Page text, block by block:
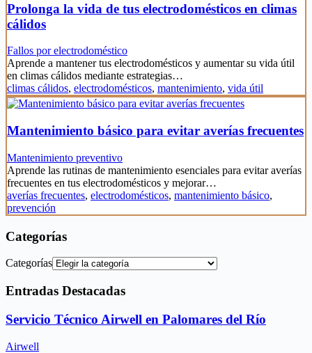
Prolonga la vida de tus electrodomésticos en climas
cálidos
Fallos por electrodoméstico
Aprende a mantener tus electrodomésticos y aumentar su vida útil
en climas cálidos mediante estrategias…
climas cálidos, electrodomésticos, mantenimiento, vida útil
Mantenimiento básico para evitar averías frecuentes
Mantenimiento preventivo
Aprende las rutinas de mantenimiento esenciales para evitar averías
frecuentes en tus electrodomésticos y mejorar…
averías frecuentes, electrodomésticos, mantenimiento básico,
prevención
Categorías
Categorías
Entradas Destacadas
Servicio Técnico Airwell en Palomares del Río
Airwell